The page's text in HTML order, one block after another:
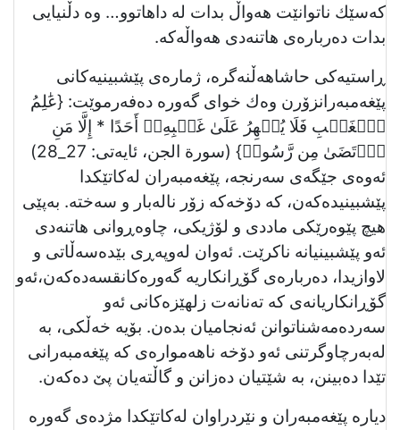
كەسێك ناتوانێت هەواڵ بدات لە داهاتوو… وە دڵنیایی
بدات دەربارەی هاتنەدی هەواڵەكە.
ڕاستیەکی حاشاهەڵنەگرە، ژمارەی پێشبینیەکانی
پێغەمبەرانزۆرن وەك خوای گەورە دەفەرموێت: {عَٰلِمُ
ٱلۡغَيۡبِ فَلَا يُظۡهِرُ عَلَىٰ غَيۡبِهِۦٓ أَحَدًا * إِلَّا مَنِ
ٱرۡتَضَىٰ مِن رَّسُولٖ} (سورة الجن، ئایەتی: 27_28)
ئەوەی جێگەی سەرنجە، پێغەمبەران لەکاتێکدا
پێشبینیدەکەن، کە دۆخەکە زۆر نالەبار و سەختە. بەپێی
هیچ پێوەرێکی ماددی و لۆژیکی، چاوەڕوانی هاتنەدی
ئەو پێشبینیانە ناکرێت. ئەوان لەوپەڕی بێدەسەڵاتی و
لاوازیدا، دەربارەی گۆڕانکاریە گەورەکانقسەدەكەن،ئەو
گۆڕانكاریانەی کە تەنانەت زلهێزەکانی ئەو
سەردەمەشناتوانن ئەنجامیان بدەن. بۆیە خەڵکی، بە
لەبەرچاوگرتنی ئەو دۆخە ناهەموارەی کە پێغەمبەرانی
تێدا دەبینن، بە شێتیان دەزانن و گاڵتەیان پێ دەکەن.
دیارە پێغەمبەران و نێردراوان لەکاتێکدا مژدەی گەورە